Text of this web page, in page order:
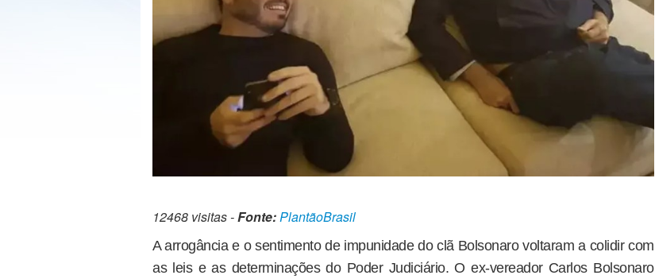
12468 visitas -Fonte:PlantãoBrasil
A arrogância e o sentimento de impunidade do clã Bolsonaro voltaram a colidir com
as leis e as determinações do Poder Judiciário. O ex-vereador Carlos Bolsonaro